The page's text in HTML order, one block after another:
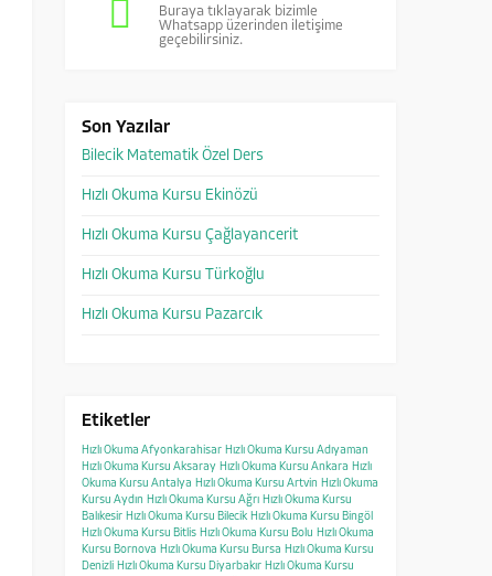
Buraya tıklayarak bizimle
Whatsapp üzerinden iletişime
geçebilirsiniz.
Son Yazılar
Bilecik Matematik Özel Ders
Hızlı Okuma Kursu Ekinözü
Hızlı Okuma Kursu Çağlayancerit
Hızlı Okuma Kursu Türkoğlu
Hızlı Okuma Kursu Pazarcık
Etiketler
Hızlı Okuma Afyonkarahisar Hızlı Okuma Kursu Adıyaman
Hızlı Okuma Kursu Aksaray Hızlı Okuma Kursu Ankara Hızlı
Okuma Kursu Antalya Hızlı Okuma Kursu Artvin Hızlı Okuma
Kursu Aydın Hızlı Okuma Kursu Ağrı Hızlı Okuma Kursu
Balıkesir Hızlı Okuma Kursu Bilecik Hızlı Okuma Kursu Bingöl
Hızlı Okuma Kursu Bitlis Hızlı Okuma Kursu Bolu Hızlı Okuma
Kursu Bornova Hızlı Okuma Kursu Bursa Hızlı Okuma Kursu
Denizli Hızlı Okuma Kursu Diyarbakır Hızlı Okuma Kursu